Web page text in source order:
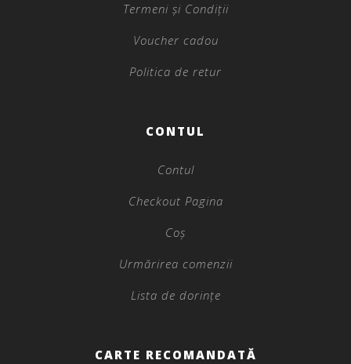
Termeni și Condiții
Voucher cadou
Politica de retur
CONTUL
Contul
Checkout Pagina
Coș
Urmărirea comenzii
Lista de dorințe
CARTE RECOMANDATĂ